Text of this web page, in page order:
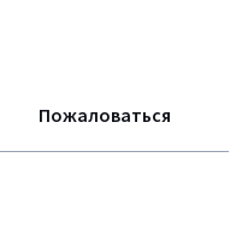
Пожаловаться